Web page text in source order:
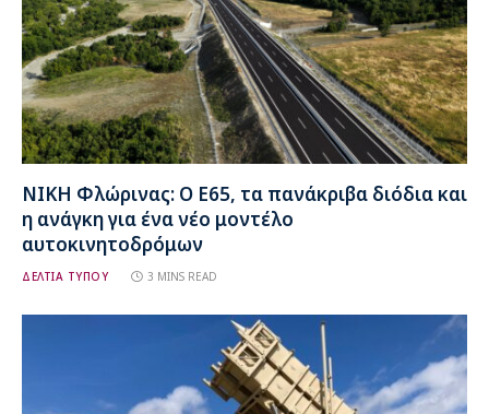
ΝΙΚΗ Φλώρινας: Ο Ε65, τα πανάκριβα διόδια και
η ανάγκη για ένα νέο μοντέλο
αυτοκινητοδρόμων
ΔΕΛΤΙΑ ΤΥΠΟΥ 3 MINS READ